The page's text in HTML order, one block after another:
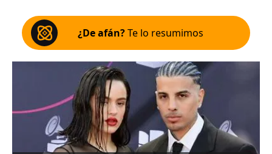
¿De afán?Te lo resumimos